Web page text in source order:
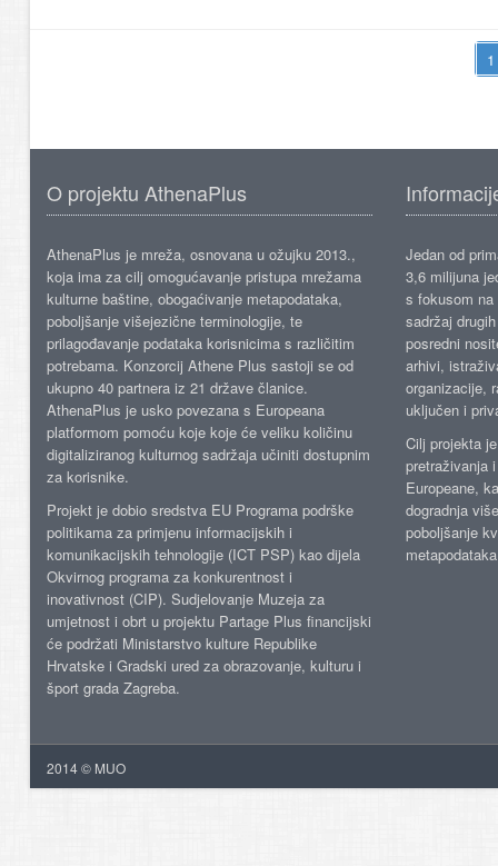
O projektu AthenaPlus
AthenaPlus je mreža, osnovana u ožujku 2013.,
koja ima za cilj omogućavanje pristupa mrežama
kulturne baštine, obogaćivanje metapodataka,
poboljšanje višejezične terminologije, te
prilagođavanje podataka korisnicima s različitim
potrebama. Konzorcij Athene Plus sastoji se od
ukupno 40 partnera iz 21 države članice.
AthenaPlus je usko povezana s Europeana
platformom pomoću koje koje će veliku količinu
digitaliziranog kulturnog sadržaja učiniti dostupnim
za korisnike.
Projekt je dobio sredstva EU Programa podrške
politikama za primjenu informacijskih i
komunikacijskih tehnologije (ICT PSP) kao dijela
Okvirnog programa za konkurentnost i
inovativnost (CIP). Sudjelovanje Muzeja za
umjetnost i obrt u projektu Partage Plus financijski
će podržati Ministarstvo kulture Republike
Hrvatske i Gradski ured za obrazovanje, kulturu i
šport grada Zagreba.
Jedan od
3,6 milijuna
s fokusom
sadržaj
posredni
arhivi,
organizacije,
uključen i
Cilj projekta
pretraživanja
Europeane,
dogradnja
poboljšanje
2014 © MUO